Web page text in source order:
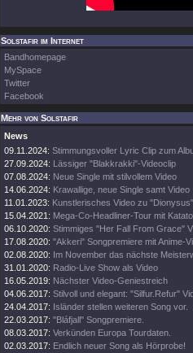
Solstafir im Internet
Bandhomepage
MySpace
Twitter
Facebook
Mehr von Solstafir
News
09.11.2024: Stimmungsvoller Lyric Clip zum
27.09.2024: Lässiger "Blakkrakki"-Videoclip
07.08.2024: Neue Single mit stilvollem Video
14.06.2024: Krawallige, neue Single samt Video
11.01.2023: Kunstlerisches Video zu "Dionysus"
15.04.2021: Mega-Co-Headliner-Tour mit
06.10.2020: Stimmiges "Her Fall From Grace"
17.08.2020: "Akkeri" Songpremiere mit Anime-
02.08.2020: Im November das nächste
31.01.2020: Radio-Live Show als Video
16.05.2019: Nächster Video-Geniestreich
04.06.2017: Stilvoll und elegant: "Silfur.Refur"
24.04.2017: Isländer stellen weiteren Song vor.
22.03.2017: "Bláfjall" Songpremiere.
08.03.2017: Verkünden Europa Tourdaten.
02.03.2017: Endlich neuer Song als Hörprobe!